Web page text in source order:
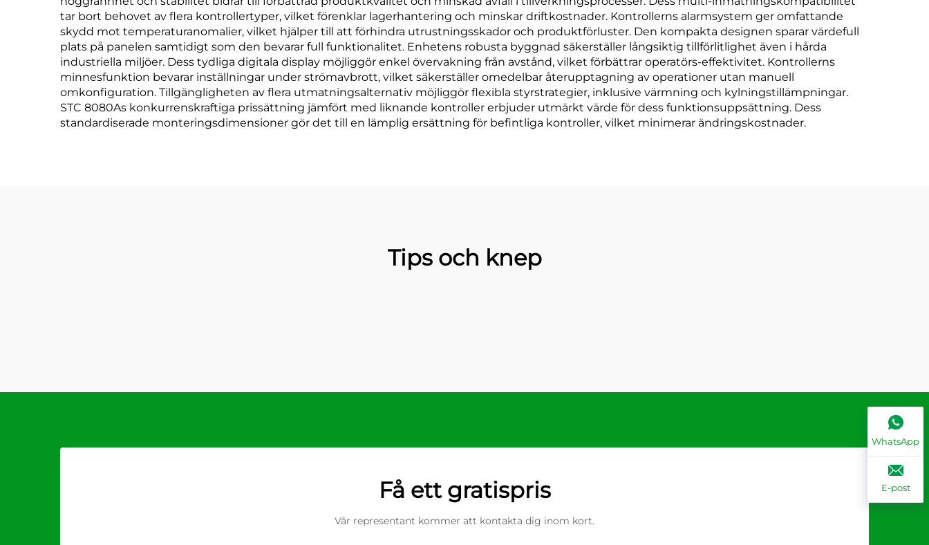
tar bort behovet av flera kontrollertyper, vilket förenklar lagerhantering och minskar driftkostnader. Kontrollerns alarmsystem ger omfattande
skydd mot temperaturanomalier, vilket hjälper till att förhindra utrustningsskador och produktförluster. Den kompakta designen sparar värdefull
plats på panelen samtidigt som den bevarar full funktionalitet. Enhetens robusta byggnad säkerställer långsiktig tillförlitlighet även i hårda
industriella miljöer. Dess tydliga digitala display möjliggör enkel övervakning från avstånd, vilket förbättrar operatörs-effektivitet. Kontrollerns
minnesfunktion bevarar inställningar under strömavbrott, vilket säkerställer omedelbar återupptagning av operationer utan manuell
omkonfiguration. Tillgängligheten av flera utmatningsalternativ möjliggör flexibla styrstrategier, inklusive värmning och kylningstillämpningar.
STC 8080As konkurrenskraftiga prissättning jämfört med liknande kontroller erbjuder utmärkt värde för dess funktionsuppsättning. Dess
standardiserade monteringsdimensioner gör det till en lämplig ersättning för befintliga kontroller, vilket minimerar ändringskostnader.
Tips och knep
Få ett gratispris
Vår representant kommer att kontakta dig inom kort.
WhatsApp
E-post